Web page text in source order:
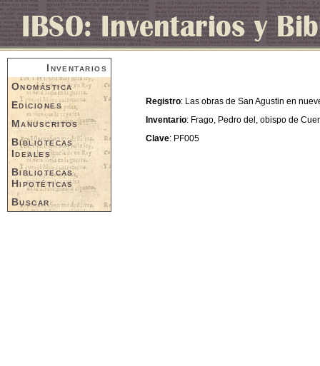
Inventarios
Onomástica
Ediciones
Manuscritos
Bibliotecas
Ideales
Bibliotecas
Hipotéticas
Buscar
Registro: Las obras de San Agustin en
Inventario: Frago, Pedro del, obispo de
Clave: PF005